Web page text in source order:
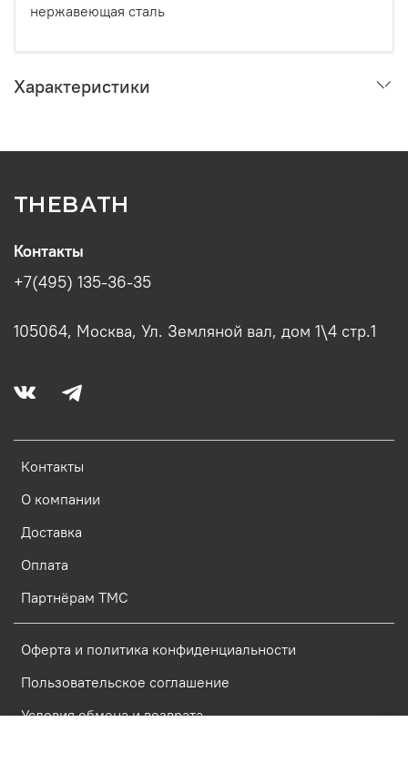
нержавеющая сталь
Характеристики
THEBATH
Контакты
О компании
Доставка
Оплата
Партнёрам ТМС
Оферта и политика конфиденциальности
Пользовательское соглашение
Условия обмена и возврата
Контакты
+7(495) 135-36-35
105064, Москва, Ул. Земляной вал, дом 1\4 стр.1